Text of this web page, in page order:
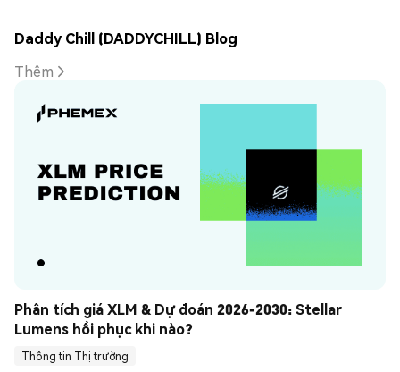
Daddy Chill (DADDYCHILL) Blog
Thêm
Phân tích giá XLM & Dự đoán 2026-2030: Stellar
Lumens hồi phục khi nào?
Thông tin Thị trường